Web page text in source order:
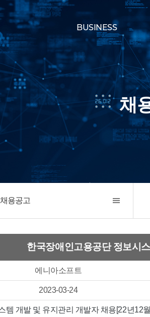
BUSINESS
채
채용공고
한국장애인고용공단 정보시
에니아소프트
2023-03-24